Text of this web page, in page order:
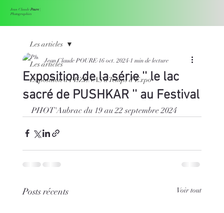
Jean ClaudePoure
Photographies
Les articles
Exposition à PÉZENAS à Temps d'Expo
Les articles
Exposition de la série '' le lac
sacré de PUSHKAR '' au Festival
Jean Claude POURE 16 oct. 2024 1 min de lecture
PHOT'Aubrac du 19 au 22 septembre 2024
Posts récents Voir tout